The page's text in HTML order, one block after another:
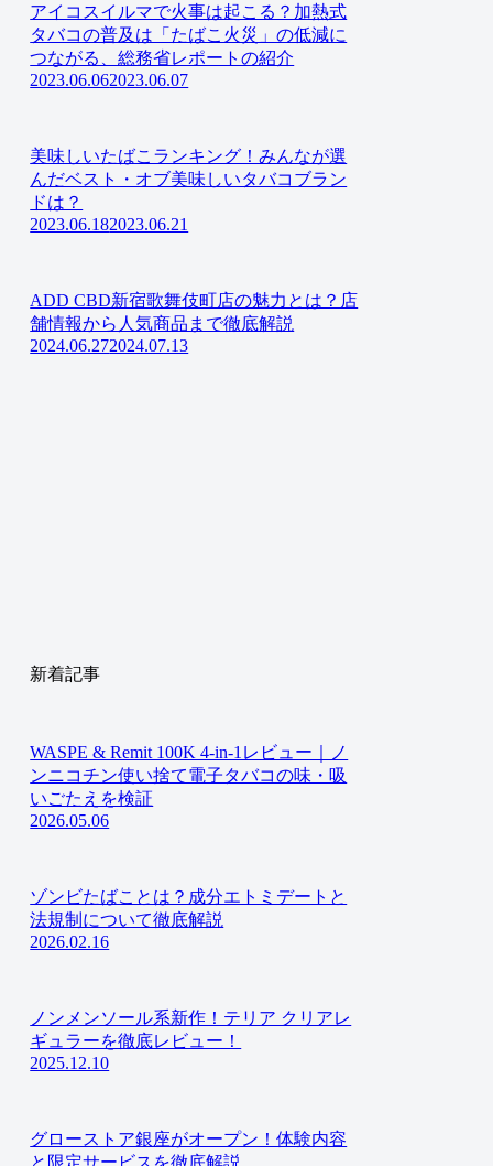
アイコスイルマで火事は起こる？加熱式
タバコの普及は「たばこ火災」の低減に
つながる、総務省レポートの紹介
2023.06.062023.06.07
美味しいたばこランキング！みんなが選
んだベスト・オブ美味しいタバコブラン
ドは？
2023.06.182023.06.21
ADD CBD新宿歌舞伎町店の魅力とは？店
舗情報から人気商品まで徹底解説
2024.06.272024.07.13
新着記事
WASPE & Remit 100K 4-in-1レビュー｜ノ
ンニコチン使い捨て電子タバコの味・吸
いごたえを検証
2026.05.06
ゾンビたばことは？成分エトミデートと
法規制について徹底解説
2026.02.16
ノンメンソール系新作！テリア クリアレ
ギュラーを徹底レビュー！
2025.12.10
グローストア銀座がオープン！体験内容
と限定サービスを徹底解説